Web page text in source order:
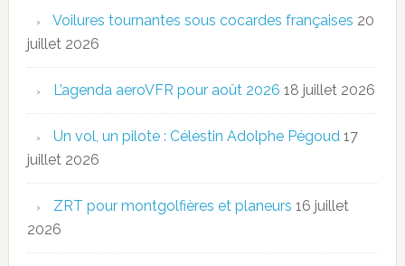
Voilures tournantes sous cocardes françaises 20
juillet 2026
L’agenda aeroVFR pour août 2026 18 juillet 2026
Un vol, un pilote : Célestin Adolphe Pégoud 17
juillet 2026
ZRT pour montgolfières et planeurs 16 juillet
2026